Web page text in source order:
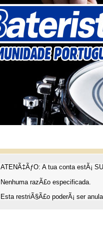
ATENÃ‡ÃƒO: A tua conta estÃ¡
Nenhuma razÃ£o especificada.
Esta restriÃ§Ã£o poderÃ¡ ser